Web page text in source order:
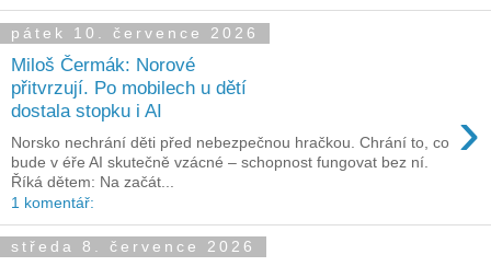
pátek 10. července 2026
Miloš Čermák: Norové
přitvrzují. Po mobilech u dětí
dostala stopku i AI
›
Norsko nechrání děti před nebezpečnou hračkou. Chrání to, co
bude v éře AI skutečně vzácné – schopnost fungovat bez ní.
Říká dětem: Na začát...
1 komentář:
středa 8. července 2026